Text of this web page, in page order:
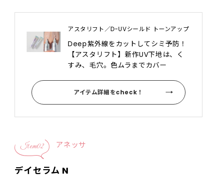
アスタリフト／D-UVシールド トーンアップ
Deep紫外線をカットしてシミ予防！
【アスタリフト】新作UV下地は、く
すみ、毛穴。色ムラまでカバー
アイテム詳細をcheck！
Item02 アネッサ
デイセラム N